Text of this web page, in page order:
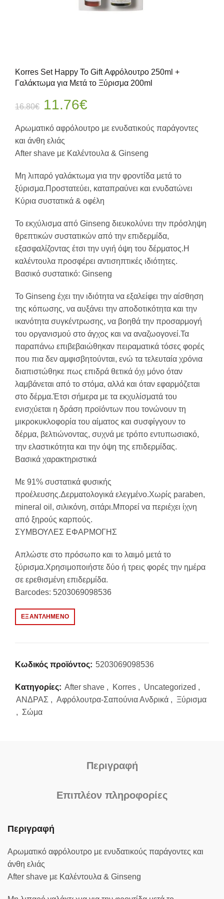
Korres Set Happy To Gift Αφρόλουτρο 250ml +
Γαλάκτωμα για Μετά το Ξύρισμα 200ml
16.80€ Original
price
was:
16.80€.
11.76€
τρέχουσα
τιμή
είναι:
11.76€.
Αρωματικό αφρόλουτρο με ενυδατικούς παράγοντες
και άνθη ελιάς
After shave με Καλέντουλα & Ginseng
Μη λιπαρό γαλάκτωμα για την φροντίδα μετά το
ξύρισμα.Προστατεύει, καταπραύνει και ενυδατώνει
Κύρια συστατικά & οφέλη
Το εκχύλισμα από Ginseng διευκολύνει την πρόσληψη
θρεπτικών συστατικών από την επιδερμίδα,
εξασφαλίζοντας έτσι την υγιή όψη του δέρματος.Η
καλέντουλα προσφέρει αντισηπτικές ιδιότητες.
Βασικό συστατικό: Ginseng
Το Ginseng έχει την ιδιότητα να εξαλείφει την αίσθηση
της κόπωσης, να αυξάνει την αποδοτικότητα και την
ικανότητα συγκέντρωσης, να βοηθά την προσαρμογή
του οργανισμού στο άγχος και να αναζωογονεί.Τα
παραπάνω επιβεβαιώθηκαν πειραματικά τόσες φορές
που πια δεν αμφισβητούνται, ενώ τα τελευταία χρόνια
διαπιστώθηκε πως επιδρά θετικά όχι μόνο όταν
λαμβάνεται από το στόμα, αλλά και όταν εφαρμόζεται
στο δέρμα.Έτσι σήμερα με τα εκχυλίσματά του
ενισχύεται η δράση προϊόντων που τονώνουν τη
μικροκυκλοφορία του αίματος και συσφίγγουν το
δέρμα, βελτιώνοντας, συχνά με τρόπο εντυπωσιακό,
την ελαστικότητα και την όψη της επιδερμίδας.
Βασικά χαρακτηριστικά
Με 91% συστατικά φυσικής
προέλευσης.Δερματολογικά ελεγμένο.Χωρίς paraben,
mineral oil, σιλικόνη, σιτάρι.Μπορεί να περιέχει ίχνη
από ξηρούς καρπούς.
ΣΥΜΒΟΥΛΕΣ ΕΦΑΡΜΟΓΗΣ
Απλώστε στο πρόσωπο και το λαιμό μετά το
ξύρισμα.Χρησιμοποιήστε δύο ή τρεις φορές την ημέρα
σε ερεθισμένη επιδερμίδα.
Barcodes: 5203069098536
ΕΞΑΝΤΛΗΜΈΝΟ
Κωδικός προϊόντος: 5203069098536
Κατηγορίες: After shave , Korres , Uncategorized ,
ΑΝΔΡΑΣ , Αφρόλουτρα-Σαπούνια Ανδρικά , Ξύρισμα
, Σώμα
Περιγραφή
Επιπλέον πληροφορίες
Περιγραφή
Αρωματικό αφρόλουτρο με ενυδατικούς παράγοντες και
άνθη ελιάς
After shave με Καλέντουλα & Ginseng